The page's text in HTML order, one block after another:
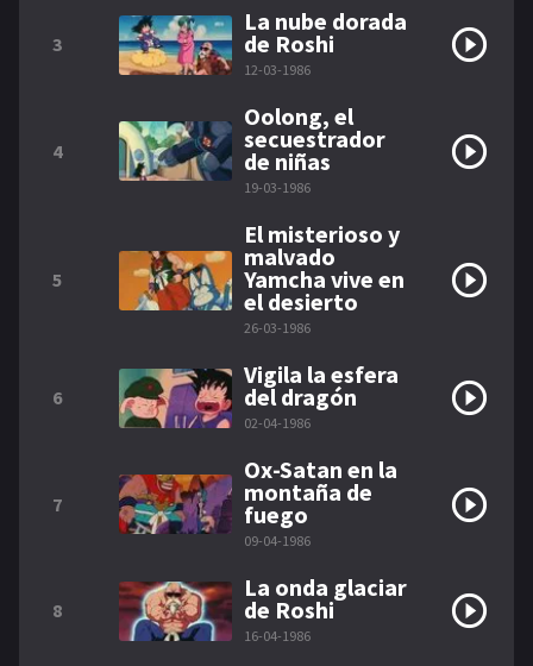
3
La nube dorada
de Roshi
12-03-1986
4
Oolong, el
secuestrador
de niñas
19-03-1986
5
El misterioso y
malvado
Yamcha vive en
el desierto
26-03-1986
6
Vigila la esfera
del dragón
02-04-1986
7
Ox-Satan en la
montaña de
fuego
09-04-1986
8
La onda glaciar
de Roshi
16-04-1986